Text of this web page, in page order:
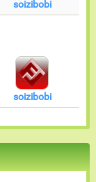
soizibobi
soizibobi